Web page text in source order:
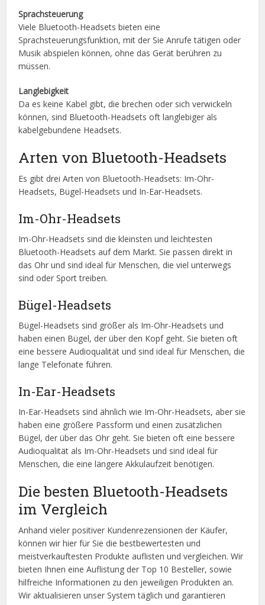
Sprachsteuerung
Viele Bluetooth-Headsets bieten eine
Sprachsteuerungsfunktion, mit der Sie Anrufe tätigen oder
Musik abspielen können, ohne das Gerät berühren zu
müssen.
Langlebigkeit
Da es keine Kabel gibt, die brechen oder sich verwickeln
können, sind Bluetooth-Headsets oft langlebiger als
kabelgebundene Headsets.
Arten von Bluetooth-Headsets
Es gibt drei Arten von Bluetooth-Headsets: Im-Ohr-
Headsets, Bügel-Headsets und In-Ear-Headsets.
Im-Ohr-Headsets
Im-Ohr-Headsets sind die kleinsten und leichtesten
Bluetooth-Headsets auf dem Markt. Sie passen direkt in
das Ohr und sind ideal für Menschen, die viel unterwegs
sind oder Sport treiben.
Bügel-Headsets
Bügel-Headsets sind größer als Im-Ohr-Headsets und
haben einen Bügel, der über den Kopf geht. Sie bieten oft
eine bessere Audioqualität und sind ideal für Menschen, die
lange Telefonate führen.
In-Ear-Headsets
In-Ear-Headsets sind ähnlich wie Im-Ohr-Headsets, aber sie
haben eine größere Passform und einen zusätzlichen
Bügel, der über das Ohr geht. Sie bieten oft eine bessere
Audioqualität als Im-Ohr-Headsets und sind ideal für
Menschen, die eine längere Akkulaufzeit benötigen.
Die besten Bluetooth-Headsets
im Vergleich
Anhand vieler positiver Kundenrezensionen der Käufer,
können wir hier für Sie die bestbewertesten und
meistverkauftesten Produkte auflisten und vergleichen. Wir
bieten Ihnen eine Auflistung der Top 10 Besteller, sowie
hilfreiche Informationen zu den jeweiligen Produkten an.
Wir aktualisieren unser System täglich und garantieren